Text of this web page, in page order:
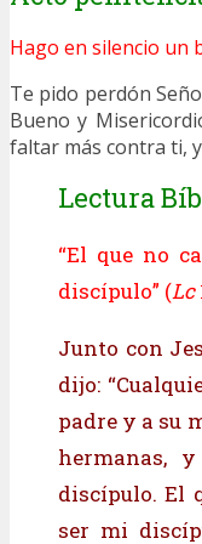
Hago en silencio un
Te pido perdón
Bueno y
faltar más contra ti,
Lectura
“El que no
discípulo” (Lc
Junto con
dijo:
padre y a su
hermanas,
discípulo. El
ser mi